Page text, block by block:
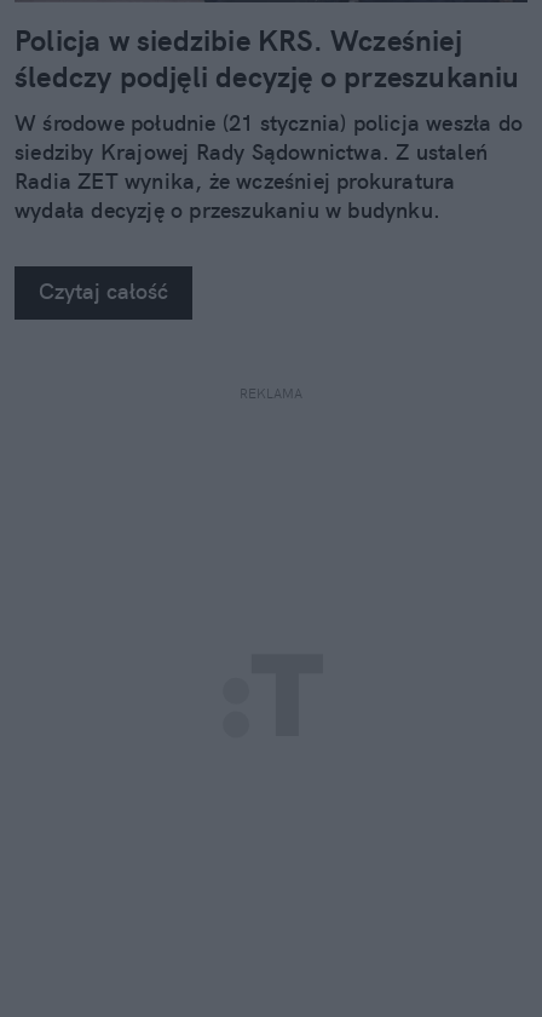
Policja w siedzibie KRS. Wcześniej
śledczy podjęli decyzję o przeszukaniu
W środowe południe (21 stycznia) policja weszła do
siedziby Krajowej Rady Sądownictwa. Z ustaleń
Radia ZET wynika, że wcześniej prokuratura
wydała decyzję o przeszukaniu w budynku.
Czytaj całość
REKLAMA